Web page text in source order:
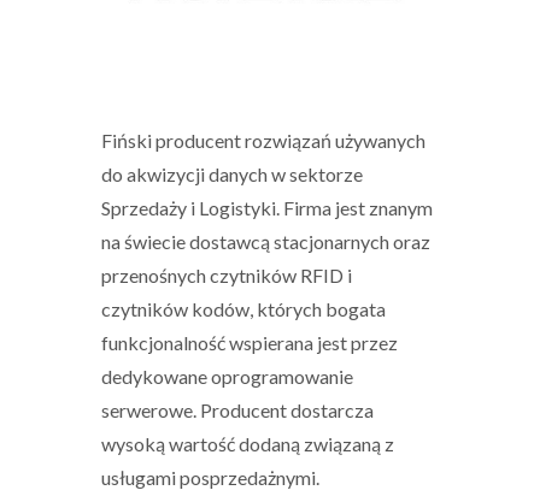
Fiński producent rozwiązań używanych
do akwizycji danych w sektorze
Sprzedaży i Logistyki. Firma jest znanym
na świecie dostawcą stacjonarnych oraz
przenośnych czytników RFID i
czytników kodów, których bogata
funkcjonalność wspierana jest przez
dedykowane oprogramowanie
serwerowe. Producent dostarcza
wysoką wartość dodaną związaną z
usługami posprzedażnymi.